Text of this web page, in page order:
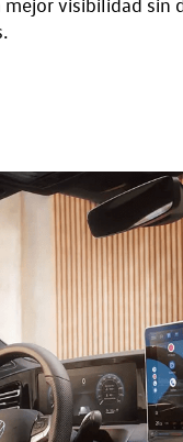
mejor visibilidad sin